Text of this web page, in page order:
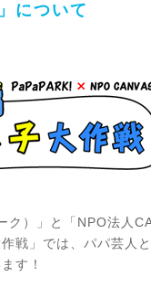
について
ク）」と「NPO法人
戦」では、パパ芸人
す！